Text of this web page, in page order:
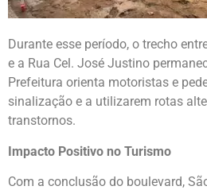
Durante esse período, o trecho
e a Rua Cel. José Justino
Prefeitura orienta motoristas e
sinalização e a utilizarem rotas
transtornos.
Impacto Positivo no Turismo
Com a conclusão do boulevard,